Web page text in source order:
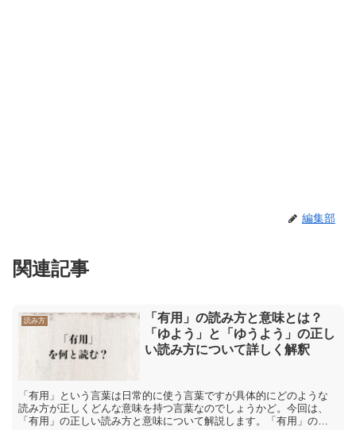
編集部
関連記事
読み方
「有用」の読み方と意味とは？
「ゆよう」と「ゆうよう」の正し
い読み方について詳しく解釈
「有用」という言葉は日常的に使う言葉ですが具体的にどのような
読み方が正しくどんな意味を持つ言葉なのでしょうかど。今回は、
「有用」の正しい読み方と意味について解説します。「有用」の正